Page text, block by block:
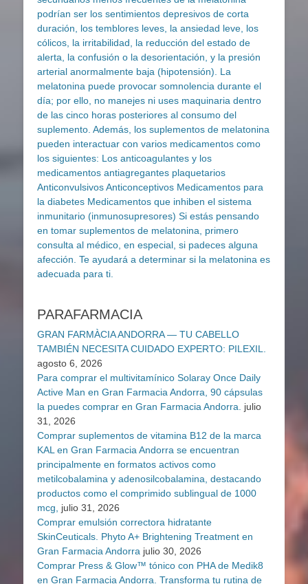
PARAFARMACIA
GRAN FARMÀCIA ANDORRA — TU CABELLO
TAMBIÉN NECESITA CUIDADO EXPERTO: PILEXIL.
agosto 6, 2026
Para comprar el multivitamínico Solaray Once Daily
Active Man en Gran Farmacia Andorra, 90 cápsulas
la puedes comprar en Gran Farmacia Andorra.
julio
31, 2026
Comprar suplementos de vitamina B12 de la marca
KAL en Gran Farmacia Andorra se encuentran
principalmente en formatos activos como
metilcobalamina y adenosilcobalamina, destacando
productos como el comprimido sublingual de 1000
mcg,
julio 31, 2026
Comprar emulsión correctora hidratante
SkinCeuticals. Phyto A+ Brightening Treatment en
Gran Farmacia Andorra julio 30, 2026
Comprar Press & Glow™ tónico con PHA de Medik8
en Gran Farmacia Andorra. Transforma tu rutina de